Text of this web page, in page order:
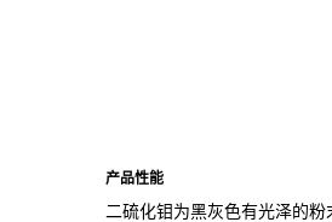
产品性能
二硫化钼为黑灰色有光泽的